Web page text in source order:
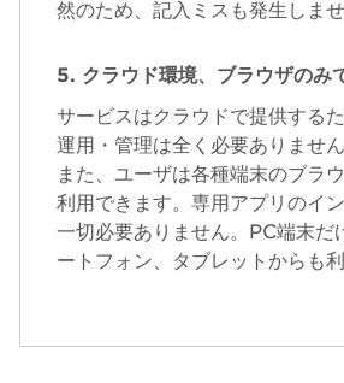
然のため、記入ミスも発生しませ
5. クラウド環境、ブラウザのみ
サービスはクラウドで提供する
運用・管理は全く必要ありません
また、ユーザは各種端末のブラ
利用できます。専用アプリのイ
一切必要ありません。PC端末だ
ートフォン、タブレットからも利